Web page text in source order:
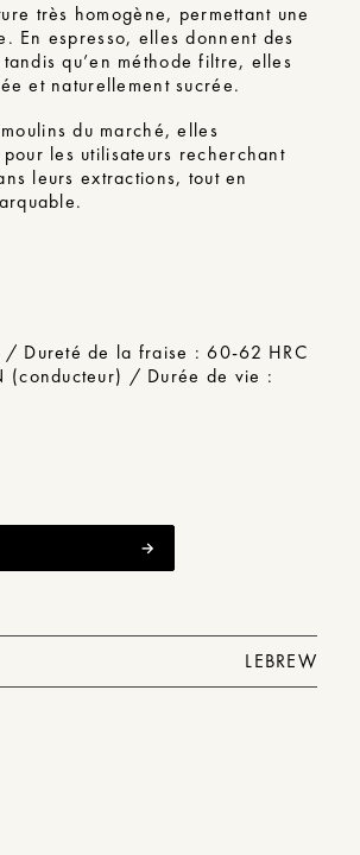
très homogène, permettant une
En espresso, elles donnent des
qu’en méthode filtre, elles
et naturellement sucrée.
du marché, elles
les utilisateurs recherchant
leurs extractions, tout en
Dureté de la fraise : 60-62 HRC
(conducteur) / Durée de vie :
LEBREW